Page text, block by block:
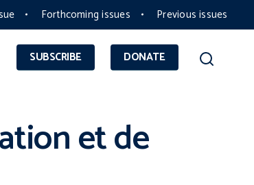
Forthcoming issues Previous issues
SUBSCRIBE DONATE
et de